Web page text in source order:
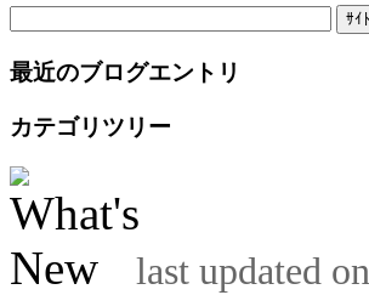
最近のブログエントリ
カテゴリツリー
last updated on